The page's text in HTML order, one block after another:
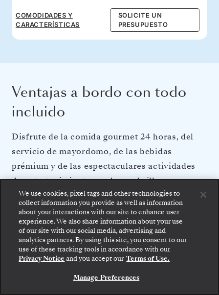
COMODIDADES Y
CARACTERÍSTICAS
SOLICITE UN
PRESUPUESTO
Ventajas a bordo con todo
incluido
Disfrute de la comida gourmet 24 horas, del
servicio de mayordomo, de las bebidas
prémium y de las espectaculares actividades
de entretenimiento que hacen brillar a
Silversea.
PERSONAL Y SERVICIOS
Servicio de mayordomo en cada suite
Casi un miembro de la tripulación por cada huésped
Servicio de comidas las 24 horas
Transporte gratuito al centro de la ciudad cuando lo
requiera el destino
Tasas y gastos portuarios
Suba a bordo: elija su suite y revise las tarifas y los
servicios incluidos antes de confirmar de forma
segura su viaje con Silversea.
RESERVE SU SUITE
We use cookies, pixel tags and other technologies to
collect information you provide as well as information
about your interactions with our site to enhance user
experience. We also share information about your use
of our site with our social media, advertising and
analytics partners. By using this site, you consent to our
use of these tracking tools in accordance with our
Privacy Notice and you accept our Terms of Use.
Manage Preferences